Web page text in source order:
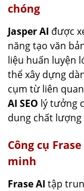
chóng
Jasper AI được
năng tạo văn
liệu huấn luyện
thể xây dựng
cụm từ liên
AI SEO lý tưởng
dung chất
Công cụ
minh
Frase AI tập